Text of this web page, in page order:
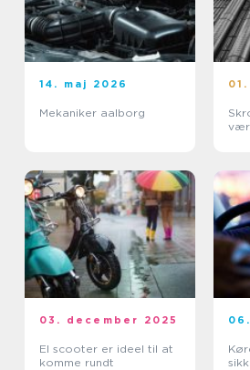
14. maj 2026
Mekaniker aalborg
Skrot fra
03. december 2025
El scooter er ideel til at
komme rundt